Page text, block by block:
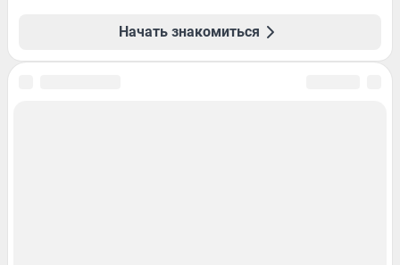
Начать знакомиться